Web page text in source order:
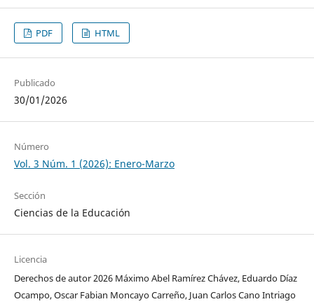
PDF HTML
Publicado
30/01/2026
Número
Vol. 3 Núm. 1 (2026): Enero-Marzo
Sección
Ciencias de la Educación
Licencia
Derechos de autor 2026 Máximo Abel Ramírez Chávez, Eduardo Díaz
Ocampo, Oscar Fabian Moncayo Carreño, Juan Carlos Cano Intriago